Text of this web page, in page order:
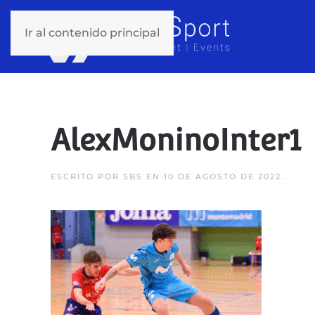
Ir al contenido principal
AlexMoninoInter1
ESCRITO POR SBS EN 10 DE AGOSTO DE 2022.